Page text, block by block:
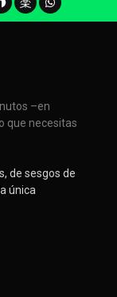
–en
que necesitas
de sesgos de
única